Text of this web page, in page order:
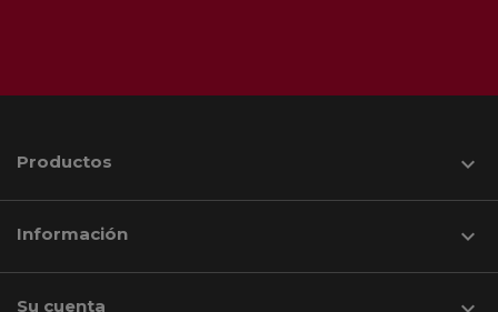
Productos 
Información 
Su cuenta